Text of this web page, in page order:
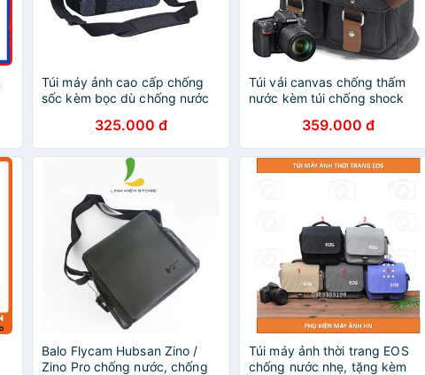
Túi máy ảnh cao cấp chống
sốc kèm bọc dù chống nước
325.000 đ
Túi vải canvas chống thấm
nước kèm túi chống shock
359.000 đ
Balo Flycam Hubsan Zino /
Zino Pro chống nước, chống
Túi máy ảnh thời trang EOS
chống nước nhẹ, tặng kèm